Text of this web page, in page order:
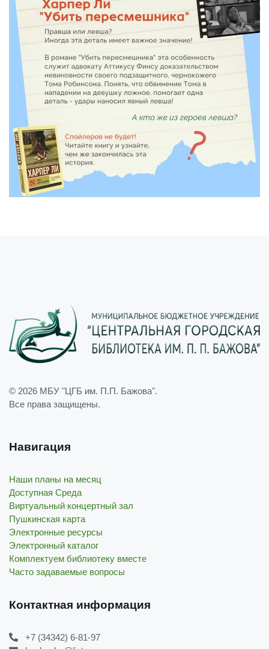
© 2026 МБУ "ЦГБ им. П.П. Бажова".
Все права защищены.
Навигация
Наши планы на месяц
Доступная Среда
Виртуальный концертный зал
Пушкинская карта
Электронные ресурсы
Электронный каталог
Комплектуем библиотеку вместе
Часто задаваемые вопросы
Контактная информация
+7 (34342) 6-81-97